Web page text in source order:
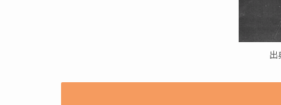
出